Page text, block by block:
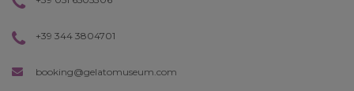
+39 344 3804701
booking@gelatomuseum.com